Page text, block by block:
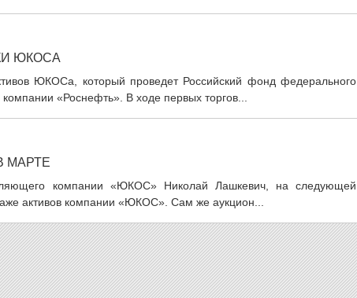
ЮКОСА
ЮКОСа, который проведет Российский фонд федерального
«Роснефть». В ходе первых торгов...
МАРТЕ
компании «ЮКОС» Николай Лашкевич, на следующей
активов компании «ЮКОС». Сам же аукцион...